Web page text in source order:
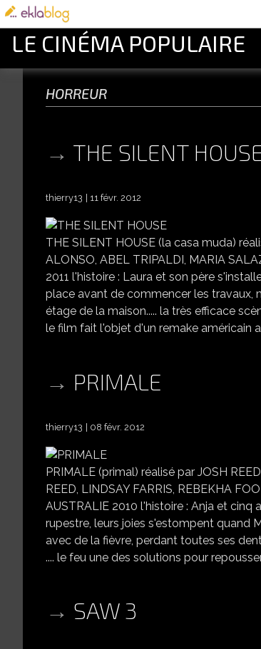
LE CINÉMA POPULAIRE
horreur
THE SILENT
thierry13 11 févr. 2012
THE SILENT HOUSE (la casa muda)
ALONSO, ABEL TRIPALDI, MARIA
2011 l'histoire : Laura et son père
place avant de commencer les travaux,
étage de la maison..... la très efficace
le film fait l'objet d'un remake américain
PRIMALE
thierry13 08 févr. 2012
PRIMALE (primal) réalisé par JOSH
REED, LINDSAY FARRIS, REBEKHA
AUSTRALIE 2010 l'histoire : Anja et
rupestre, leurs joies s'estompent quand
avec de la fièvre, perdant toutes ses
.... le feu une des solutions pour
SAW 3